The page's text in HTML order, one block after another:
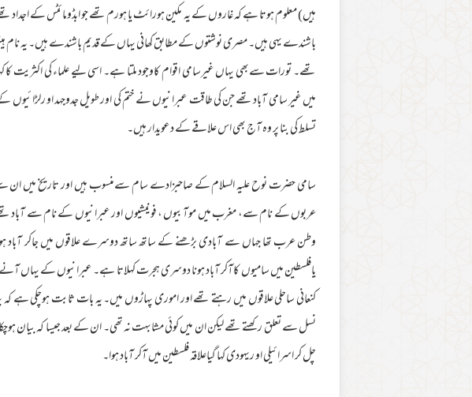
ہیں) معلوم ہوتا ہے کہ غاروں کے یہ مکین ہورائٹ یا ہورم تھے جو ابڈومائٹس کے اجداد
باشندے یہی ہیں۔ مصری نوشتوں کے مطابق کھانی یہاں کے قدیم باشندے ہیں۔ یہ
تھے۔ تورات سےبھی یہاں غیرسامی اقوام کاوجود ملتا ہے۔ اسی لیے علماء کی اکثریت
میں غیر سامی آباد تھے جن کی طاقت عبرانیوں نے ختم کی اور طویل جدوجہد او
تسلط کی بنا پر وہ آج بھی اس علاقے کے دعویدار ہیں۔
سامی حضرت نوح علیہ السلام کے صاحبزادے سام سےمنسوب ہیں اور تاریخ میں ان
عربوں کے نام سے، مغرب میں موآبیوں ، فونیشیوں اور عبرانیوں کے نام سے آباد
وطن عرب تھا جہاں سے آبادی بڑھنے کے ساتھ ساتھ دوسرے علاقوں میں جاکر آباد
یافلسطین میں سامیوں کاآکر آباد ہونا دوسری ہجرت کہلاتا ہے۔ عبرانیوں کے یہاں
کنعانی ساحلی علاقوں میں رہتے تھے اور اموری پہاڑوں میں۔ یہ بات ثابت ہوچکی ہے
نسل سے تعلق رکھتے تھے لیکن ان میں کوئی مشابہت نہ تھی۔ ان کے بعد جیسا کہ بیان
چل کر اسرائیلی او ریہودی کہا گیاعلاقہ فلسطین میں آکر آباد ہوا۔